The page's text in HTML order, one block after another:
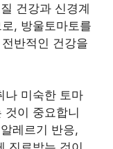
건강과 신경계
, 방울토마토를
반적인 건강을
나 미숙한 토마
것이 중요합니
레르기 반응,